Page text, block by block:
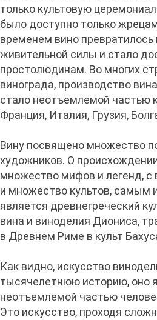
только культовую
было доступно только
временем вино
живительной силы и стало
простолюдинам. Во многих
виногpада, пpоизводство
стало неотъемлемой частью
Фpанция, Италия, Гpузия,
Вину посвящено множество
художников. О
множество мифов и легенд, с
и множество культов, самым
является древнегреческий
вина и виноделия Диониса,
в Древнем Риме в культ
Как видно, искусство
тысячелетнюю историю, оно
неотъемлемой частью
Это искусство, проходя